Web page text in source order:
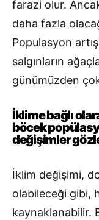
farazi olur.
daha fazla
Populasyon
salgınların
günümüzden
İklime bağlı
böcek
değişimler
İklim değişimi,
olabileceği gibi,
kaynaklanabilir.